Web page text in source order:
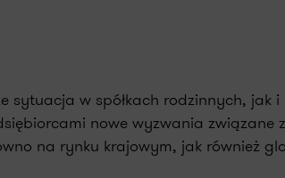
w spółkach rodzinnych, jak i
nowe wyzwania związane
na rynku krajowym, jak również